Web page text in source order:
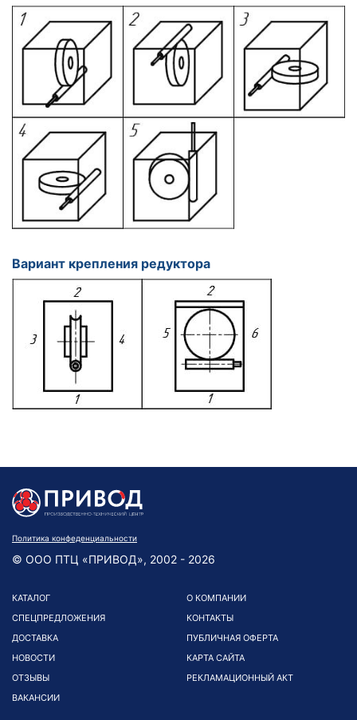
Вариант крепления редуктора
Политика конфеденциальности
© ООО ПТЦ «ПРИВОД», 2002 - 2026
КАТАЛОГ
СПЕЦПРЕДЛОЖЕНИЯ
ДОСТАВКА
НОВОСТИ
ОТЗЫВЫ
ВАКАНСИИ
О КОМПАНИИ
КОНТАКТЫ
ПУБЛИЧНАЯ ОФЕРТА
КАРТА САЙТА
РЕКЛАМАЦИОННЫЙ АКТ